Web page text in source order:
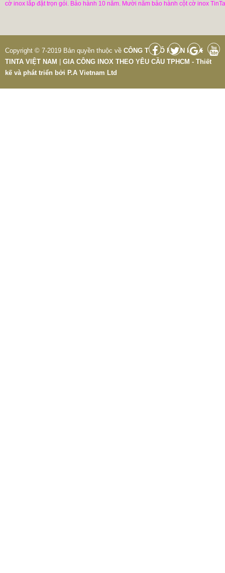
cờ inox lắp đặt trọn gói. Bảo hành 10 năm. Mười năm bảo hành cột cờ inox
Copyright © 7-2019 Bản quyền thuộc về CÔNG TY CỔ PHẦN INOX
TINTA VIỆT NAM
GIA CÔNG INOX THEO YÊU CẦU TPHCM - Thiết
kế và phát triển bởi P.A Vietnam Ltd